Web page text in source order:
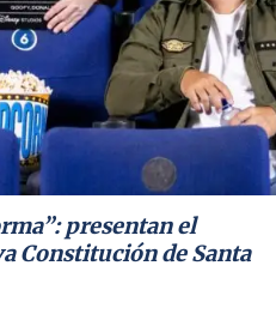
presentan el
Constitución de Santa